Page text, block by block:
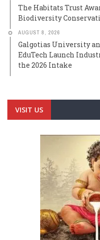
The Habitats Trust
Biodiversity
AUGUST 8, 2026
Galgotias University
EduTech Launch
the 2026 Intake
VISIT US